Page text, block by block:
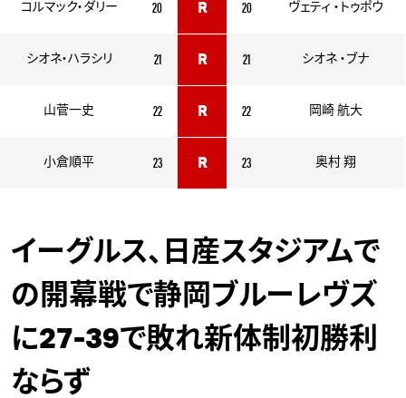
コルマック・ダリー 20 R 20 ヴェティ ・トゥポウ
シオネ・ハラシリ 21 R 21 シオネ ・ブナ
山菅一史 22 R 22 岡崎 航大
小倉順平 23 R 23 奥村 翔
イーグルス、日産スタジアムで
の開幕戦で静岡ブルーレヴズ
に27-39で敗れ新体制初勝利
ならず